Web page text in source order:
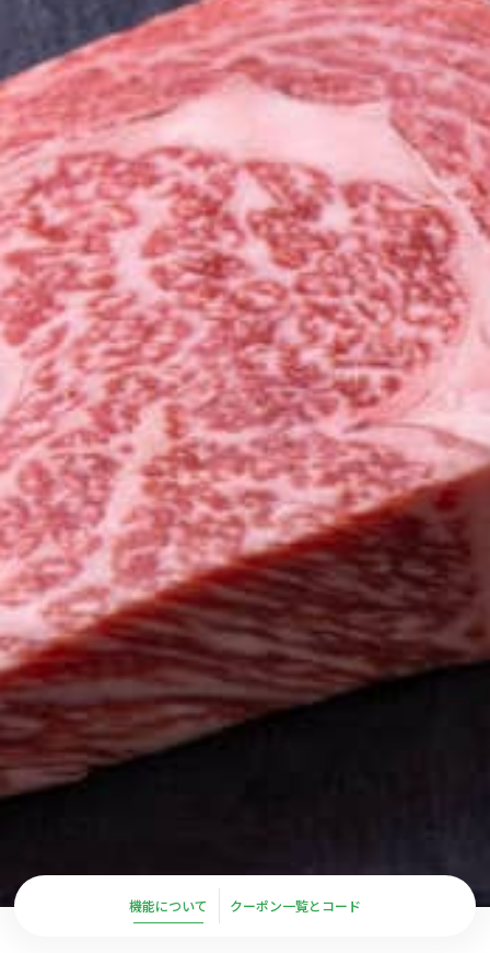
機能について クーポン一覧とコード